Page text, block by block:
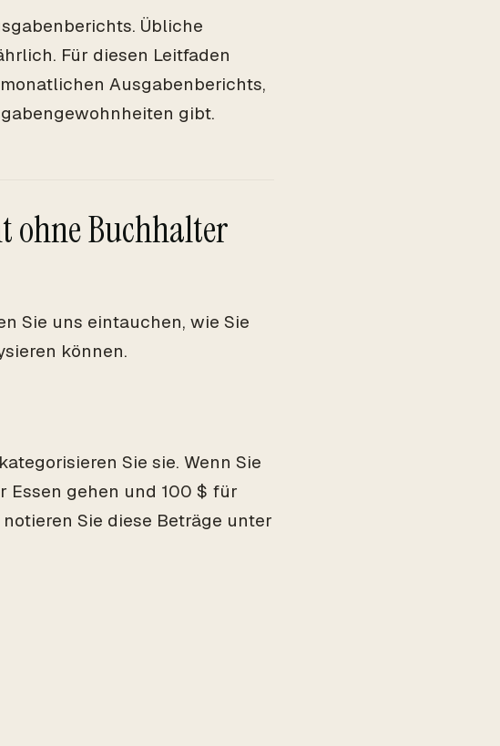
Übliche
Für diesen Leitfaden
Ausgabenberichts,
gibt.
ohne Buchhalter
Sie uns eintauchen, wie Sie
können.
Sie sie. Wenn Sie
gehen und 100 $ für
Sie diese Beträge unter